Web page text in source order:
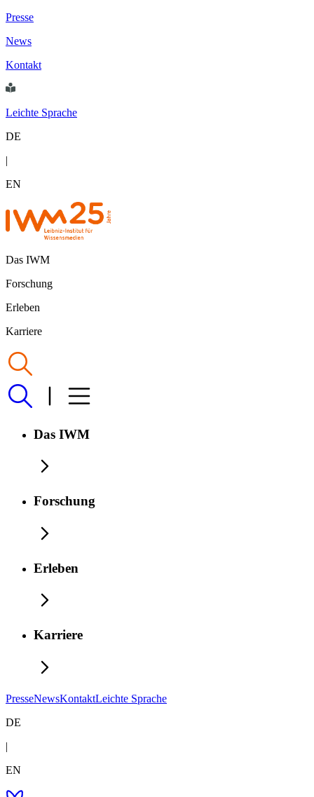
Presse
News
Kontakt
Leichte Sprache
DE
|
EN
Das IWM
Forschung
Erleben
Karriere
Das IWM
Forschung
Erleben
Karriere
PresseNewsKontaktLeichte Sprache
DE
|
EN